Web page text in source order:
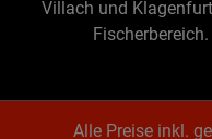
Villach und
Fischerbereich.
Alle Preise inkl.